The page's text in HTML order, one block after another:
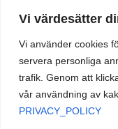
Link
   
Vi värdesätter
Vi använder cookies
servera personliga
trafik. Genom att
vår användning av
PRIVACY_POLICY